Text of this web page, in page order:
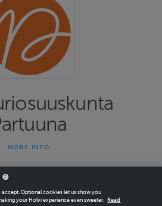
musiikkia ja kuvataiteita sekä
tutkimusta, koulutusta ja
MORE INFO
Optional cookies let us show you
your Holvi experience even sweeter.
Read